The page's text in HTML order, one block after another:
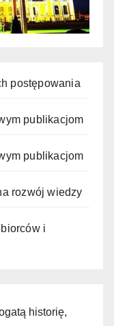
postępowania
publikacjom
publikacjom
rozwój wiedzy
i
historię,